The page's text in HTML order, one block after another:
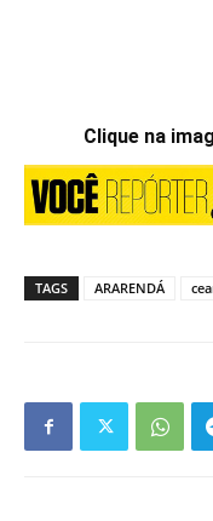
Clique na
TAGS ARARENDÁ